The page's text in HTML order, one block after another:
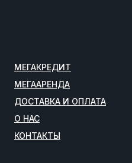
МЕГАКРЕДИТ
МЕГААРЕНДА
ДОСТАВКА И ОПЛАТА
О НАС
КОНТАКТЫ